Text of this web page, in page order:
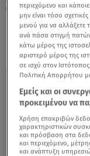
04.01.21, 23:05
Η Αθηνά
κορωνοϊό - Το
περιεχόμενο και
μην είναι τόσο
μενού για να αλλάξετε
ανά πάσα στιγμή
κάτω μέρος της
αριστερό μέρος της
σε ισχύ στον
Πολιτική Απορρήτου
Εμείς και οι
προκειμένου να
Χρήση επακριβών
χαρακτηριστικών
και πρόσβαση στα
και περιεχόμενο,
και ανάπτυξη